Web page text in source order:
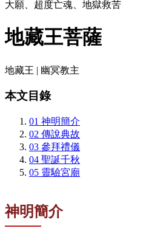
大願、超度亡魂、地獄救苦
地藏王菩薩
地藏王 | 幽冥教主
本文目錄
01 神明簡介
02 傳說典故
03 參拜禮儀
04 聖誕千秋
05 靈驗宮廟
神明簡介